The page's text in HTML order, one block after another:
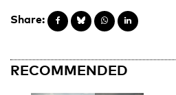
Share:
RECOMMENDED